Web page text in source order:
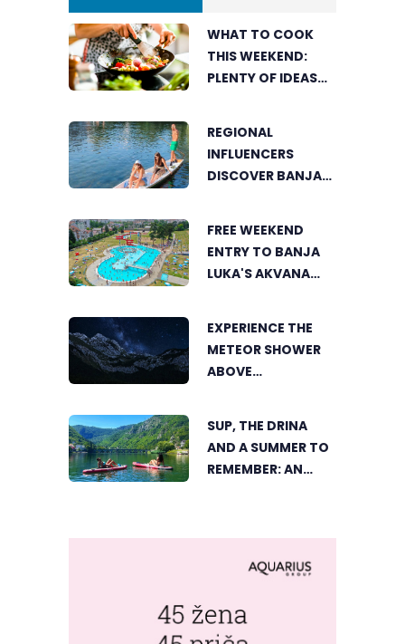
WHAT TO COOK
THIS WEEKEND:
PLENTY OF IDEAS
REGIONAL
INFLUENCERS
DISCOVER BANJA
PERSPECTIVE
FREE WEEKEND
ENTRY TO BANJA
LUKA'S AKVANA
EXPERIENCE THE
METEOR SHOWER
ABOVE
SUP, THE DRINA
AND A SUMMER TO
REMEMBER: AN
VIŠEGRAD